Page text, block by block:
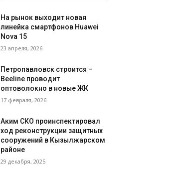
На рынок выходит новая
линейка смартфонов Huawei
Nova 15
23 апреля, 2026
Петропавловск строится –
Beeline проводит
оптоволокно в новые ЖК
17 февраля, 2026
Аким СКО проинспектировал
ход реконструкции защитных
сооружений в Кызылжарском
районе
29 декабря, 2025